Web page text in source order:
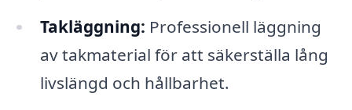
Takläggning: Professionell läggning
av takmaterial för att säkerställa lång
livslängd och hållbarhet.